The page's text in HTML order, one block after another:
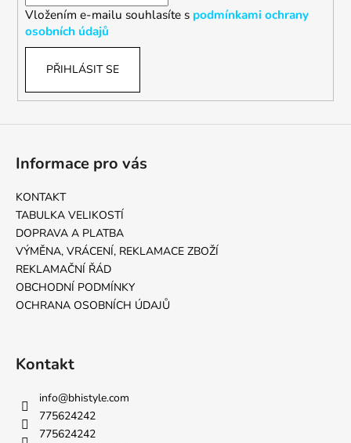
Vložením e-mailu souhlasíte s podmínkami ochrany
osobních údajů
PŘIHLÁSIT SE
Informace pro vás
KONTAKT
TABULKA VELIKOSTÍ
DOPRAVA A PLATBA
VÝMĚNA, VRÁCENÍ, REKLAMACE ZBOŽÍ
REKLAMAČNÍ ŘÁD
OBCHODNÍ PODMÍNKY
OCHRANA OSOBNÍCH ÚDAJŮ
Kontakt
info@bhistyle.com
775624242
775624242